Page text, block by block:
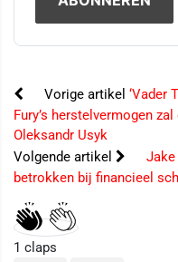
Vorige artikel ‘Vader
Fury’s herstelvermogen
Oleksandr Usyk
Volgende artikel
Jake
betrokken bij financieel
1 claps